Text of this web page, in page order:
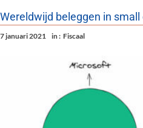
Wereldwijd beleggen in small
7 januari 2021 in : Fiscaal